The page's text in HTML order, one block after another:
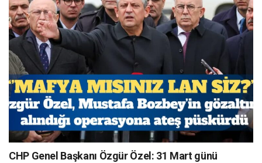
CHP Genel Başkanı Özgür Özel: 31 Mart günü